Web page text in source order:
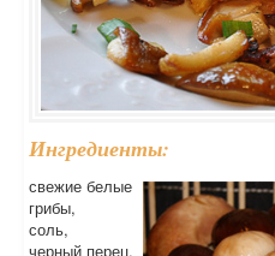
Ингредиенты:
свежие белые
грибы,
соль,
черный перец,